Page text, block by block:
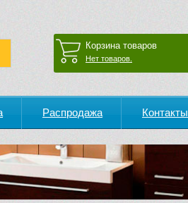
Корзина товаров
Нет товаров.
Распродажа Контакты